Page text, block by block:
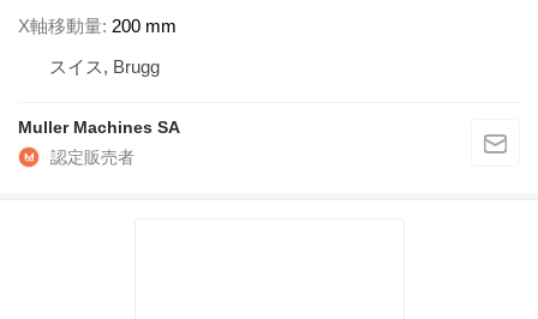
X軸移動量 200 mm
スイス, Brugg
Muller Machines SA